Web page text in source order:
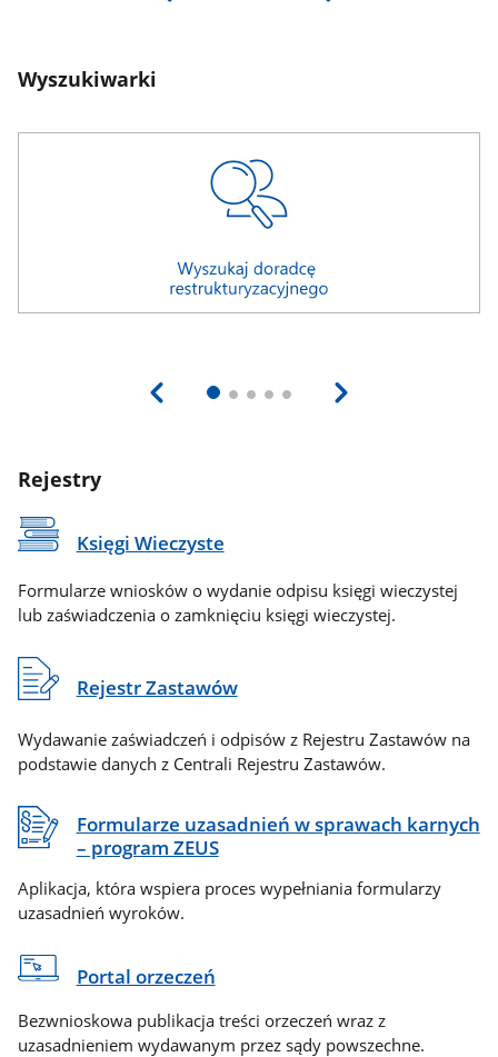
Wyszukiwarki
Rejestry
Księgi Wieczyste
Formularze wniosków o wydanie odpisu księgi wieczystej
lub zaświadczenia o zamknięciu księgi wieczystej.
Rejestr Zastawów
Wydawanie zaświadczeń i odpisów z Rejestru Zastawów na
podstawie danych z Centrali Rejestru Zastawów.
Formularze uzasadnień w sprawach karnych
– program ZEUS
Aplikacja, która wspiera proces wypełniania formularzy
uzasadnień wyroków.
Portal orzeczeń
Bezwnioskowa publikacja treści orzeczeń wraz z
uzasadnieniem wydawanym przez sądy powszechne.